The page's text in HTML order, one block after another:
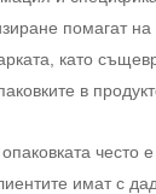
помагат на
като
в
често
имат с